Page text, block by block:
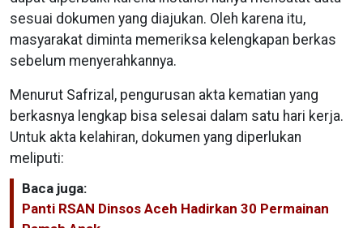
sesuai dokumen yang diajukan. Oleh karena itu,
masyarakat diminta memeriksa kelengkapan berkas
sebelum menyerahkannya.
Menurut Safrizal, pengurusan akta kematian yang
berkasnya lengkap bisa selesai dalam satu hari kerja.
Untuk akta kelahiran, dokumen yang diperlukan
meliputi:
Baca juga:
Panti RSAN Dinsos Aceh Hadirkan 30 Permainan